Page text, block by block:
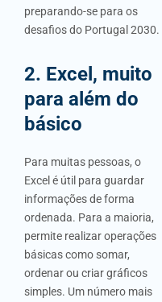
preparando-se para os
desafios do Portugal 2030.
2. Excel, muito
para além do
básico
Para muitas pessoas, o
Excel é útil para guardar
informações de forma
ordenada. Para a maioria,
permite realizar operações
básicas como somar,
ordenar ou criar gráficos
simples. Um número mais